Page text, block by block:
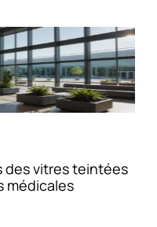
des vitres teintées
médicales